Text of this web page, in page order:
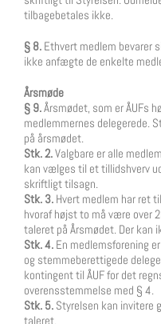
tilbagebetales ikke.
§ 8. Ethvert medlem bevarer
ikke anfægte de enkelte
Årsmøde
§ 9.Årsmødet, som er ÅUFs
medlemmernes delegerede.
på årsmødet.
Stk. 2.Valgbare er alle
kan vælges til et tillidshverv
skriftligt tilsagn.
Stk. 3. Hvert medlem har ret
hvoraf højst to må være over
taleret på Årsmødet. Der kan
Stk. 4. En medlemsforening
og stemmeberettigede
kontingent til ÅUF for det
overensstemmelse med § 4.
Stk. 5. Styrelsen kan invitere
taleret.